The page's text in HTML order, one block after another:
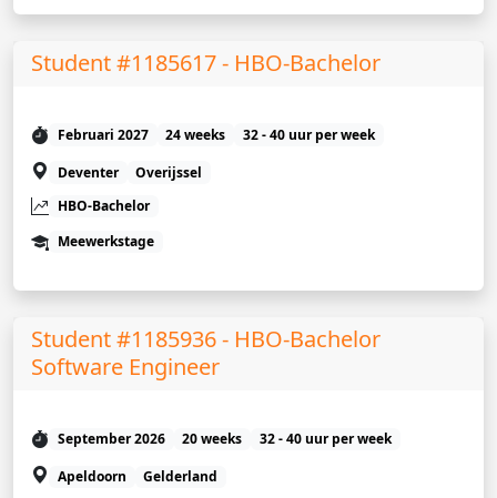
Student #1185617 - HBO-Bachelor
Februari 2027 24 weeks
32 - 40 uur per week
Deventer
Overijssel
HBO-Bachelor
Meewerkstage
Student #1185936 - HBO-Bachelor
Software Engineer
September 2026 20 weeks
32 - 40 uur per week
Apeldoorn
Gelderland